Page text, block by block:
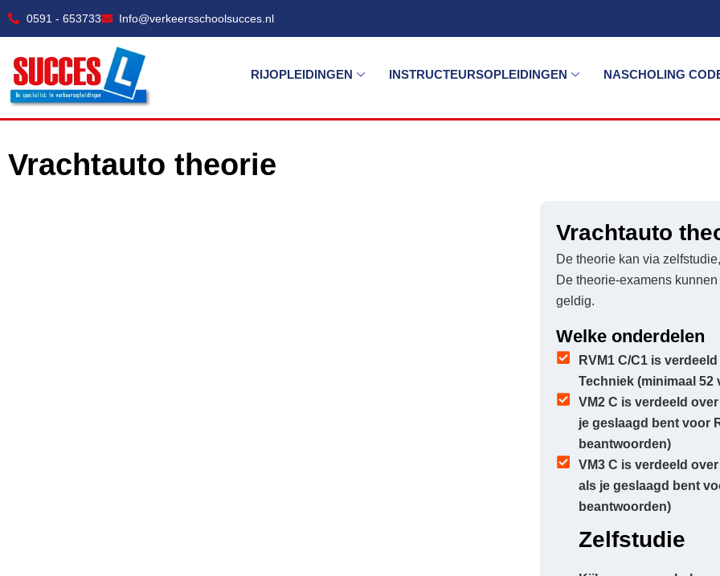
0591 - 653733 Info@verkeersschoolsucces.nl
RIJOPLEIDINGEN INSTRUCTEURSOPLEIDINGEN NASCHOLING
Vrachtauto theorie
Vrachtauto
De theorie kan via
De theorie-examens
geldig.
Welke onderdelen
RVM1 C/C1 is
Techniek (minimaal
VM2 C is verdeeld
je geslaagd bent voor
beantwoorden)
VM3 C is verdeeld
als je geslaagd bent
beantwoorden)
Zelfstudie